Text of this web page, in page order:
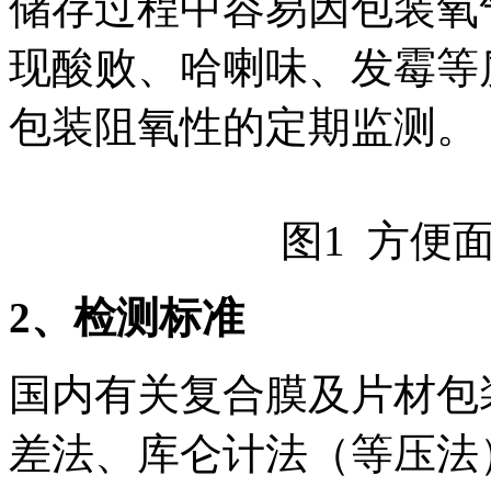
现酸败、哈喇味、发霉
包装阻氧性的定期监测。
图1 方便
2、检测标准
国内有关复合膜及片材
差法、库仑计法（等压